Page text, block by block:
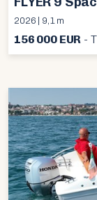
2026 | 9,1 m
156 000 EUR -